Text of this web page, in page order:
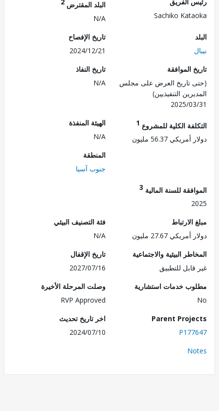
Sachiko
البلد المقترض
تاريخ الإفصاح
2024/12/21
الموافقة
تاريخ العرض على مجلس
التنفيذيين)
2025/
تاريخ النفاذ
N/A
الكلية للمشروع1
56.37 مليون
الهيئة المنفذة
جنوب آسيا
للسنة المالية3
27.67 مليون
فئة التصنيف البيئي
البيئية والاجتماعية
للتطبيق
تاريخ الإقفال
2027/07/16
خدمات استشارية
وصلت المرحلة الأخيرة
RVP Approved
Parent
اخر تاريخ تحديث
2024/07/10